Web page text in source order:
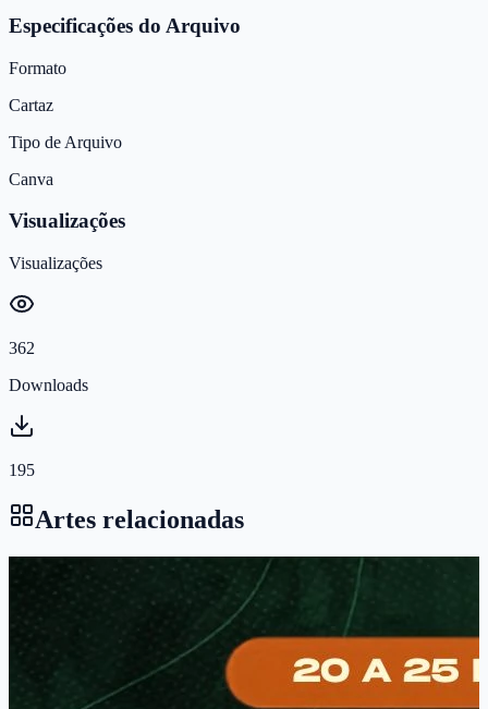
Especificações do Arquivo
Formato
Cartaz
Tipo de Arquivo
Canva
Visualizações
Visualizações
362
Downloads
195
Artes relacionadas